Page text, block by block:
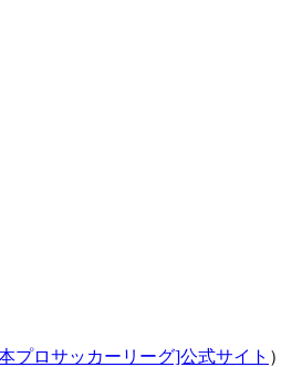
プロサッカーリーグ]公式サイト ）